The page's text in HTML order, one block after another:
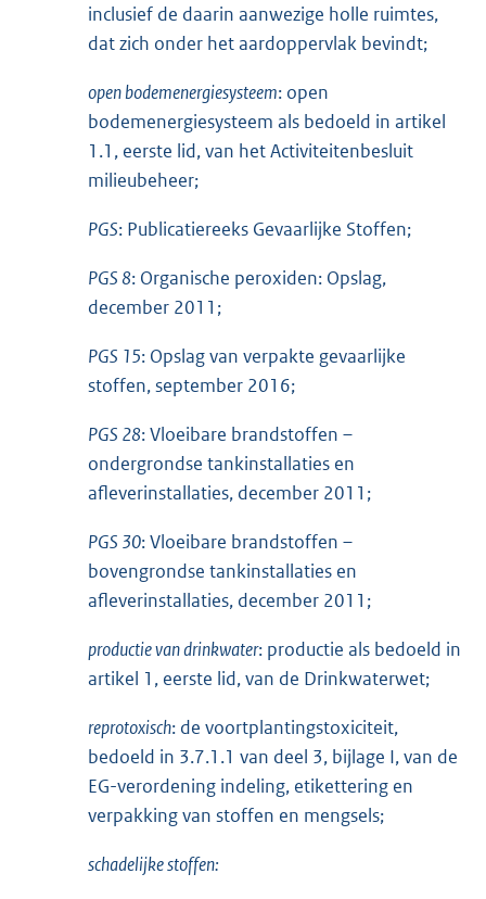
inclusief de daarin aanwezige holle ruimtes,
dat zich onder het aardoppervlak bevindt;
open bodemenergiesysteem: open
bodemenergiesysteem als bedoeld in artikel
1.1, eerste lid, van het Activiteitenbesluit
milieubeheer;
PGS: Publicatiereeks Gevaarlijke Stoffen;
PGS 8: Organische peroxiden: Opslag,
december 2011;
PGS 15: Opslag van verpakte gevaarlijke
stoffen, september 2016;
PGS 28: Vloeibare brandstoffen –
ondergrondse tankinstallaties en
afleverinstallaties, december 2011;
PGS 30: Vloeibare brandstoffen –
bovengrondse tankinstallaties en
afleverinstallaties, december 2011;
productie van drinkwater: productie als bedoeld in
artikel 1, eerste lid, van de Drinkwaterwet;
reprotoxisch: de voortplantingstoxiciteit,
bedoeld in 3.7.1.1 van deel 3, bijlage I, van de
EG-verordening indeling, etikettering en
verpakking van stoffen en mengsels;
schadelijke stoffen: